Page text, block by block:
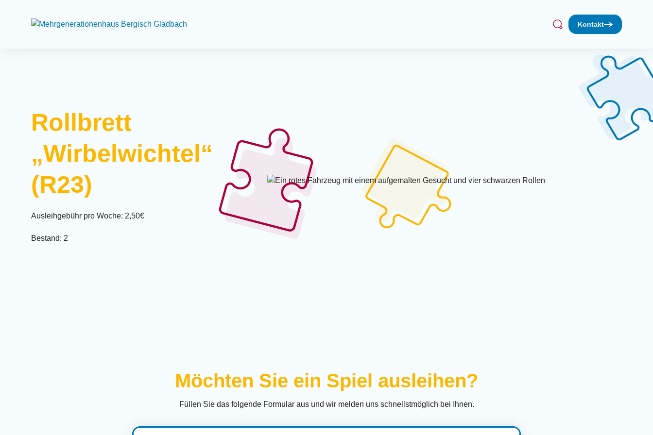
Termine
Spieleverleih
Mitmachen
Kontakt
Rollbrett
„Wirbelwichtel“
(R23)
Ausleihgebühr pro Woche: 2,50€
Bestand: 2
Möchten Sie ein Spiel ausleihen?
Füllen Sie das folgende Formular aus und wir melden uns schnellstmöglich bei Ihnen.